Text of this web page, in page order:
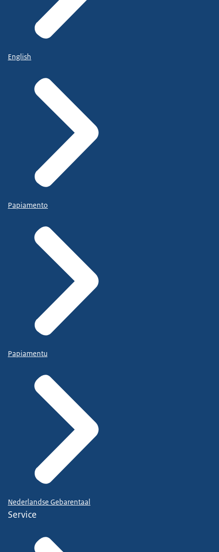
English
Papiamento
Papiamentu
Nederlandse Gebarentaal
Service